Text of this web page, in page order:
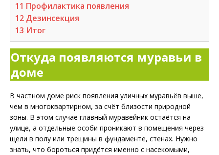
11 Профилактика появления
12 Дезинсекция
13 Итог
Откуда появляются муравьи в
доме
В частном доме риск появления уличных муравьёв выше,
чем в многоквартирном, за счёт близости природной
зоны. В этом случае главный муравейник остаётся на
улице, а отдельные особи проникают в помещения через
щели в полу или трещины в фундаменте, стенах. Нужно
знать, что бороться придётся именно с насекомыми,